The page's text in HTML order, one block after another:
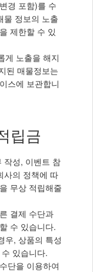
경 포함)를 수
물 정보의 노출
제한할 수 있
게 노출을 해지
된 매물정보는
스에 보관합니
립금
작성, 이벤트 참
사의 정책에 따
무상 적립해줄
결제 수단과
수 있습니다.
우, 상품의 특성
있습니다.
단을 이용하여